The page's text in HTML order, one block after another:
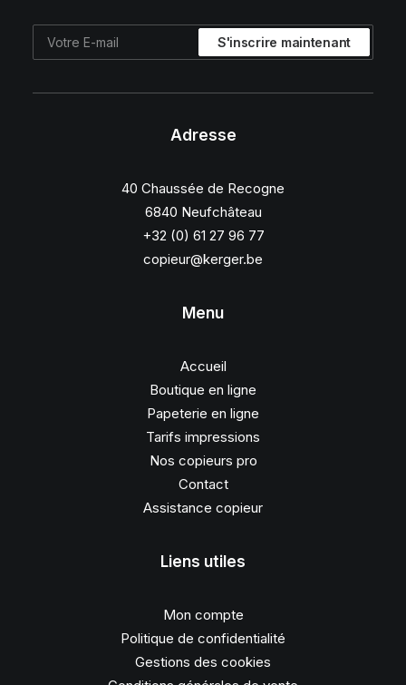
Adresse
40 Chaussée de Recogne
6840 Neufchâteau
+32 (0) 61 27 96 77
copieur@kerger.be
Menu
Accueil
Boutique en ligne
Papeterie en ligne
Tarifs impressions
Nos copieurs pro
Contact
Assistance copieur
Liens utiles
Mon compte
Politique de confidentialité
Gestions des cookies